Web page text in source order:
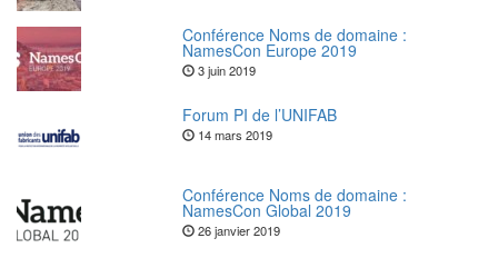
Conférence Noms de domaine :
NamesCon Europe 2019
3 juin 2019
Forum PI de l’UNIFAB
14 mars 2019
Conférence Noms de domaine :
NamesCon Global 2019
26 janvier 2019